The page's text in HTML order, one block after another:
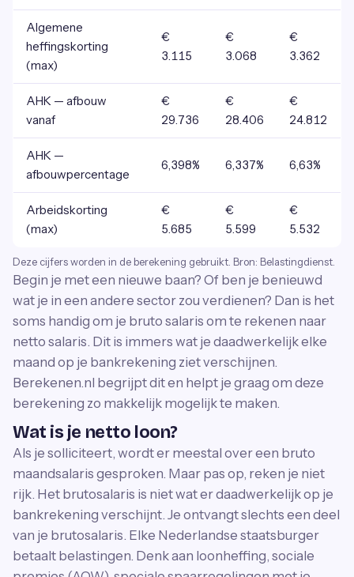
Algemene
heffingskorting
(max)
€
3.115
€
3.068
€
3.362
AHK — afbouw
vanaf
€
29.736
€
28.406
€
24.812
AHK —
afbouwpercentage
6,398% 6,337% 6,63%
Arbeidskorting
(max)
€
5.685
€
5.599
€
5.532
Deze cijfers worden in de berekening gebruikt. Bron: Belastingdienst.
Begin je met een nieuwe baan? Of ben je benieuwd
wat je in een andere sector zou verdienen? Dan is het
soms handig om je bruto salaris om te rekenen naar
netto salaris. Dit is immers wat je daadwerkelijk elke
maand op je bankrekening ziet verschijnen.
Berekenen.nl begrijpt dit en helpt je graag om deze
berekening zo makkelijk mogelijk te maken.
Wat is je netto loon?
Als je solliciteert, wordt er meestal over een bruto
maandsalaris gesproken. Maar pas op, reken je niet
rijk. Het brutosalaris is niet wat er daadwerkelijk op je
bankrekening verschijnt. Je ontvangt slechts een deel
van je brutosalaris. Elke Nederlandse staatsburger
betaalt belastingen. Denk aan loonheffing, sociale